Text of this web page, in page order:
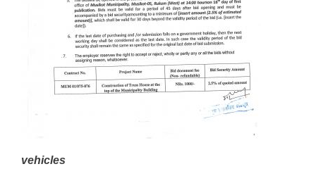
vehicles